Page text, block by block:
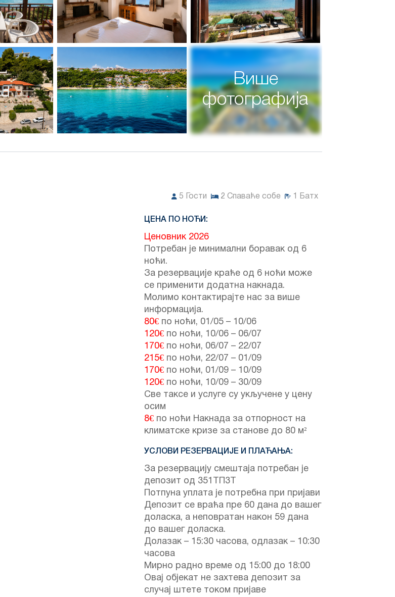
Више
фотографија
5 Гости 2 Спаваће собе 1 Батх
ЦЕНА ПО НОЋИ:
Ценовник 2026
Потребан је минимални боравак од 6
ноћи.
За резервације краће од 6 ноћи може
се применити додатна накнада.
Молимо контактирајте нас за више
информација.
80€ по ноћи, 01/05 – 10/06
120€ по ноћи, 10/06 – 06/07
170€ по ноћи, 06/07 – 22/07
215€ по ноћи, 22/07 – 01/09
170€ по ноћи, 01/09 – 10/09
120€ по ноћи, 10/09 – 30/09
Све таксе и услуге су укључене у цену
осим
8€ по ноћи Накнада за отпорност на
климатске кризе за станове до 80 м²
УСЛОВИ РЕЗЕРВАЦИЈЕ И ПЛАЋАЊА:
За резервацију смештаја потребан је
депозит од 351ТП3Т
Потпуна уплата је потребна при пријави
Депозит се враћа пре 60 дана до вашег
доласка, а неповратан након 59 дана
до вашег доласка.
Долазак – 15:30 часова, одлазак – 10:30
часова
Мирно радно време од 15:00 до 18:00
Овај објекат не захтева депозит за
случај штете током пријаве